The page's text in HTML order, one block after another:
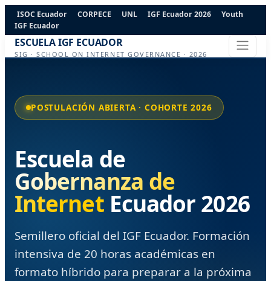
ISOC Ecuador CORPECE UNL IGF Ecuador 2026
Youth
IGF Ecuador
ESCUELA IGF ECUADOR
SIG · SCHOOL ON INTERNET GOVERNANCE · 2026
POSTULACIÓN ABIERTA · COHORTE 2026
Escuela de
Gobernanza de
InternetEcuador 2026
Semillero oficial del IGF Ecuador. Formación
intensiva de 20 horas académicas en
formato híbrido para preparar a la próxima